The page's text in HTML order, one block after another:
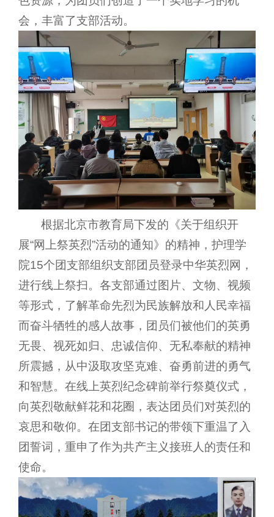
会，丰富了支部活动。
根据北京市教育局下发的《关于组织开
展“网上祭英烈”活动的通知》的精神，护理学
院15个团支部组织支部团员登录中华英烈网，
进行线上祭扫。各支部通过图片、文物、视频
等形式，了解革命先烈为民族解放和人民幸福
而奋斗牺牲的感人故事，团员们被他们的英勇
无畏、视死如归、忠诚信仰、无私奉献的精神
所震撼，从中汲取攻坚克难、奋勇前进的勇气
和智慧。在线上英烈纪念碑前举行祭奠仪式，
向英烈敬献鲜花和花圈，表达团员们对英烈的
哀思和敬仰。在团支部书记的带领下重温了入
团誓词，重申了作为共产主义接班人的责任和
使命。